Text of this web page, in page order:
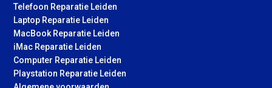
Telefoon Reparatie Leiden
Laptop Reparatie Leiden
MacBook Reparatie Leiden
iMac Reparatie Leiden
Computer Reparatie Leiden
Playstation Reparatie Leiden